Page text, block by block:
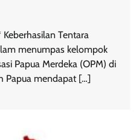
Tentara
menumpas kelompok
Papua Merdeka (OPM) di
Papua mendapat […]